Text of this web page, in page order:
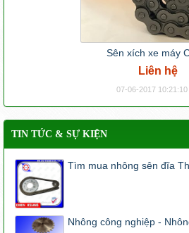
Sên xích xe máy
Liên hệ
07-06-2017 10:21:10
TIN TỨC & SỰ KIỆN
Tìm mua nhông sên đĩa
Nhông công nghiệp -